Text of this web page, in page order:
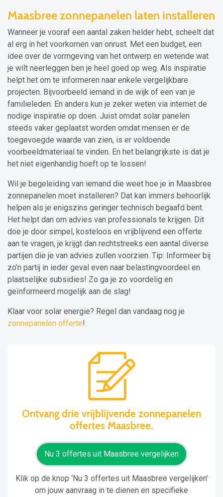
Maasbree zonnepanelen laten installeren
Wanneer je vooraf een aantal zaken helder hebt, scheelt dat
al erg in het voorkomen van onrust. Met een budget, een
idee over de vormgeving van het ontwerp en wetende wat
je wilt neerleggen ben je heel goed op weg. Als inspiratie
helpt het om te informeren naar enkele vergelijkbare
projecten. Bijvoorbeeld iemand in de wijk of een van je
familieleden. En anders kun je zeker weten via internet de
nodige inspiratie op doen. Juist omdat solar panelen
steeds vaker geplaatst worden omdat mensen er de
toegevoegde waarde van zien, is er voldoende
voorbeeldmateriaal te vinden. En het belangrijkste is dat je
het niet eigenhandig hoeft op te lossen!
Wil je begeleiding van iemand die weet hoe je in Maasbree
zonnepanelen moet installeren? Dat kan immers behoorlijk
helpen als je enigszins geringer technisch begaafd bent.
Het helpt dan om advies van professionals te krijgen. Dit
doe je door simpel, kosteloos en vrijblijvend een offerte
aan te vragen, je krijgt dan rechtstreeks een aantal diverse
partijen die je van advies zullen voorzien. Tip: Informeer bij
zo’n partij in ieder geval even naar belastingvoordeel en
plaatselijke subsidies! Zo ga je zo voordelig en
geïnformeerd mogelijk aan de slag!
Klaar voor solar energie? Regel dan vandaag nog je
zonnepanelen offerte!
Ontvang drie vrijblijvende zonnepanelen
offertes Maasbree.
Nu 3 offertes uit Maasbree vergelijken
Klik op de knop ‘Nu 3 offertes uit Maasbree vergelijken’
om jouw aanvraag in te dienen en specifieke